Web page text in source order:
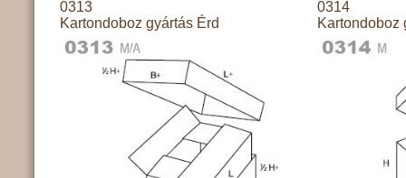
0313
Kartondoboz gyártás Érd
0314
Kartondoboz